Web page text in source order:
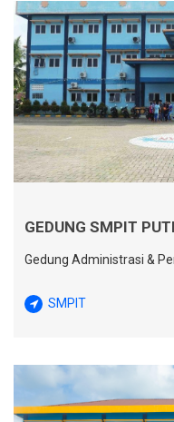
GEDUNG SMPIT
Gedung Administrasi &
SMPIT